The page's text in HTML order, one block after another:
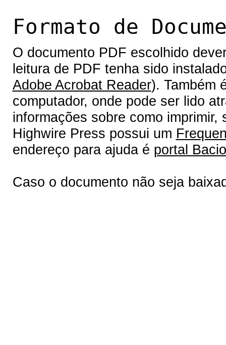
Formato de
O documento PDF escolhido
leitura de PDF tenha sido
Adobe Acrobat Reader). Também
computador, onde pode ser lido
informações sobre como
Highwire Press possui um
endereço para ajuda é portal
Caso o documento não seja